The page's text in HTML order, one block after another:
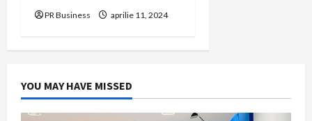
PR Business aprilie 11, 2024
YOU MAY HAVE MISSED